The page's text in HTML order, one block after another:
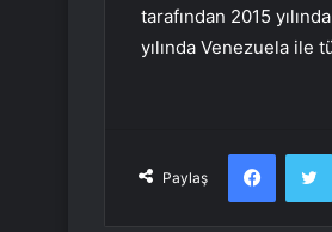
tarafından 2015
yılında Venezuela ile
Paylaş